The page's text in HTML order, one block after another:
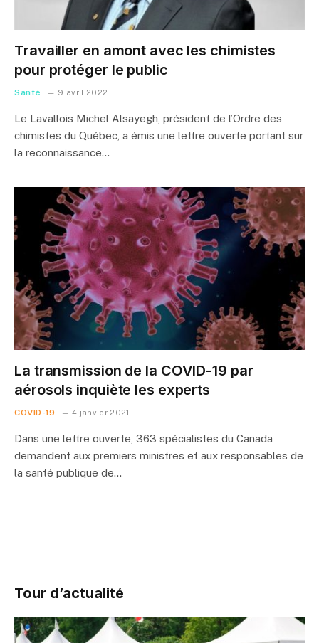
Travailler en amont avec les chimistes
pour protéger le public
Santé 9 avril 2022
Le Lavallois Michel Alsayegh, président de l’Ordre des
chimistes du Québec, a émis une lettre ouverte portant sur
la reconnaissance…
La transmission de la COVID-19 par
aérosols inquiète les experts
COVID-19 4 janvier 2021
Dans une lettre ouverte, 363 spécialistes du Canada
demandent aux premiers ministres et aux responsables de
la santé publique de…
Tour d’actualité